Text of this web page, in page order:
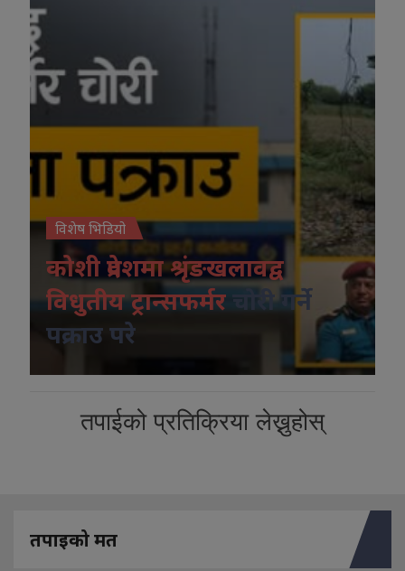
विशेष भिडियो
कोशी प्रदेशमा श्रृंङखलावद्व
विधुतीय ट्रान्सफर्मर
चोरी गर्ने
पक्राउ परे
तपाईको प्रतिक्रिया लेख्नुहोस्
तपाइको मत